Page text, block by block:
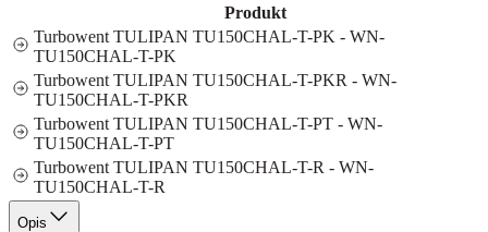
Produkt
Turbowent TULIPAN TU150CHAL-T-PK - WN-
TU150CHAL-T-PK
Turbowent TULIPAN TU150CHAL-T-PKR - WN-
TU150CHAL-T-PKR
Turbowent TULIPAN TU150CHAL-T-PT - WN-
TU150CHAL-T-PT
Turbowent TULIPAN TU150CHAL-T-R - WN-
TU150CHAL-T-R
Opis